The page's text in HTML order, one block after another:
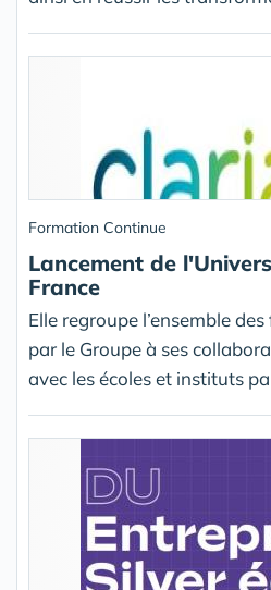
Formation Continue
Lancement de
France
Elle regroupe l’ensemble
par le Groupe à ses
avec les écoles et instituts